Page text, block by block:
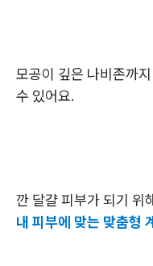
모공이 깊은 나비존까
수 있어요.
깐 달걀 피부가 되기 위
내 피부에 맞는 맞춤형